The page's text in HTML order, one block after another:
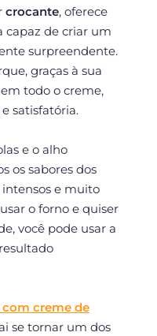
crocante, oferece
capaz de criar um
surpreendente.
graças à sua
todo o creme,
satisfatória.
e o alho
os sabores dos
e muito
o forno e quiser
você pode usar a
com creme de
se tornar um dos